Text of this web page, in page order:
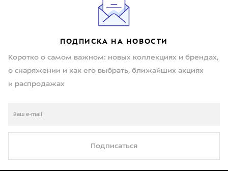
ПОДПИСКА НА НОВОСТИ
Коротко о самом важном: новых коллекциях и брендах,
о снаряжении и как его выбрать, ближайших акциях
и распродажах
Подписаться